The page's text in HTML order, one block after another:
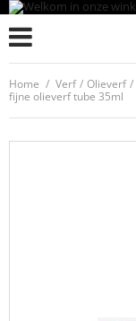
Home / Verf / Olieverf /
fijne olieverf tube 35ml